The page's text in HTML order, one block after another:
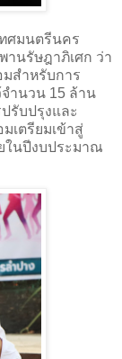
ศมนตรีนคร
านรัษฎาภิเศก ว่า
สำหรับการ
ำนวน 15 ล้าน
รับปรุงและ
เตรียมเข้าสู่
ในปีงบประมาณ